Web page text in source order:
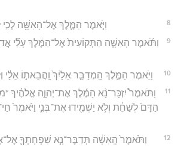
8 וַיֹּ֧אמֶר הַמֶּ֛לֶךְ אֶל־הָאִשָּׁ֖ה לְכִ֣י
9
וַתֹּ֜אמֶר הָאִשָּׁ֤ה הַתְּקוֹעִית֙ אֶל־הַמֶּ֔לֶךְ עָלַ֞י
10 וַיֹּ֖אמֶר הַמֶּ֑לֶךְ הַֽמְדַבֵּ֤ר אֵלַ֙יִךְ֙ וַֽהֲבֵאת֣וֹ אֵלַ֔י
11
וַתֹּאמֶר֩ יִזְכָּר־נָ֨א הַמֶּ֜לֶךְ אֶת־יְהוָ֣ה אֱלֹהֶ֗יךָ
הַדָּם֙ לְשַׁחֵ֔ת וְלֹ֥א יַשְׁמִ֖ידוּ אֶת־בְּנִ֑י וַיֹּ֙אמֶר֙
12
וַתֹּ֙אמֶר֙ הָֽאִשָּׁ֔ה תְּדַבֶּר־נָ֧א שִׁפְחָתְךָ֛